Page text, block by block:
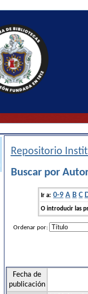
Repositorio
Buscar por
Ir a: 0-9 A B C
O introducir las
Ordenar por:
Fecha de
publicación